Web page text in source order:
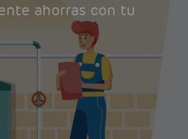
ahorras con tu